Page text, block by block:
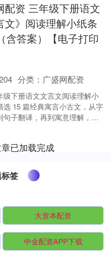
配资 三年级下册语文
文》阅读理解小纸条
含答案）【电子打印
分类： 广盛网配资
级下册语文文言文阅读理解小
选 15 篇经典寓言小古文，从字
句子翻译，再到寓意理解，帮
已加载完成
签
大资本配资
中金配资APP下载